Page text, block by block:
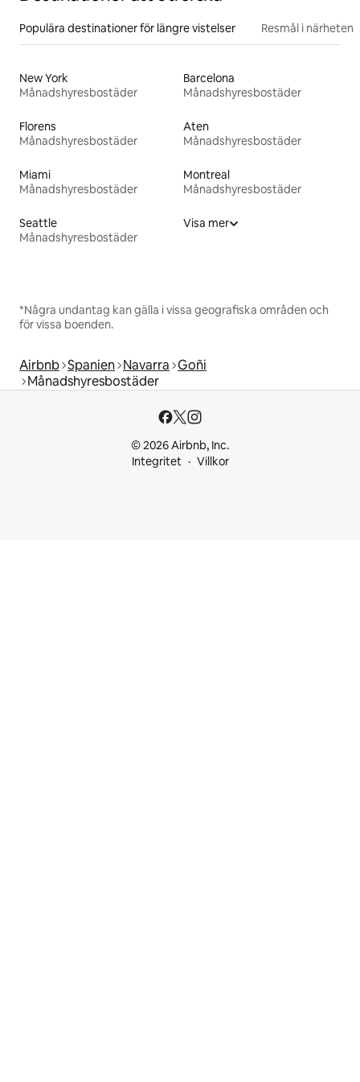
Populära destinationer för längre vistelser Resmål i närheten
New York
Månadshyresbostäder
Barcelona
Månadshyresbostäder
Florens
Månadshyresbostäder
Aten
Månadshyresbostäder
Miami
Månadshyresbostäder
Montreal
Månadshyresbostäder
Seattle
Månadshyresbostäder
Visa mer
*Några undantag kan gälla i vissa geografiska områden och
för vissa boenden.
Airbnb Spanien Navarra Goñi
Månadshyresbostäder
© 2026 Airbnb, Inc.
Integritet
Villkor